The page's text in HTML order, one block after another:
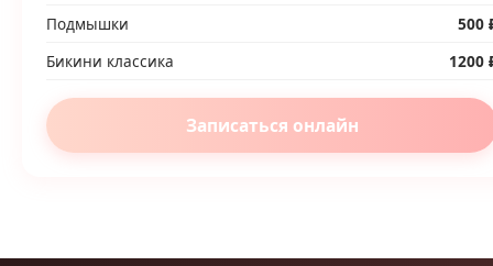
Подмышки
500
Бикини классика
1200
Записаться онлайн